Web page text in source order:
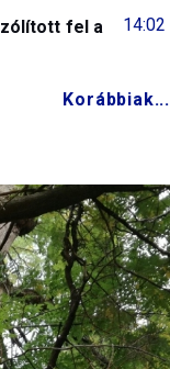
14:02
fel a
Korábbiak...